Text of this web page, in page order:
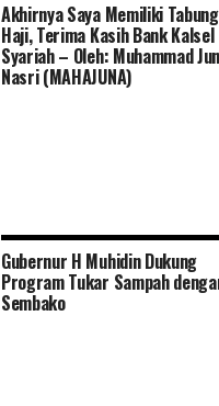
Sekdaprov Kalsel Pimpin
Peserta Pelatihan
Nasional (PKN) ke Jawa Timur
Akhirnya Saya Memiliki
Haji, Terima Kasih Bank Kalsel
Syariah – Oleh: Muhammad
Nasri (MAHAJUNA)
Gubernur H Muhidin Dukung
Program Tukar Sampah
Sembako